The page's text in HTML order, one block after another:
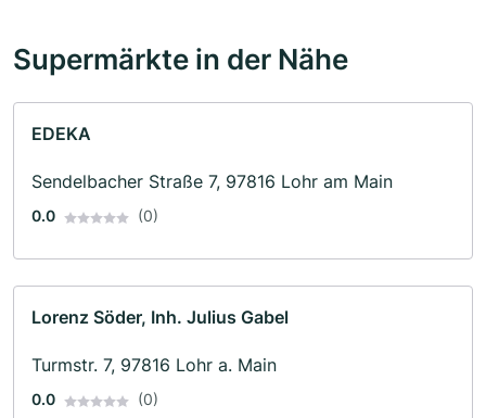
Supermärkte in der Nähe
EDEKA
Sendelbacher Straße 7, 97816 Lohr am Main
0.0 (0)
Lorenz Söder, Inh. Julius Gabel
Turmstr. 7, 97816 Lohr a. Main
0.0 (0)